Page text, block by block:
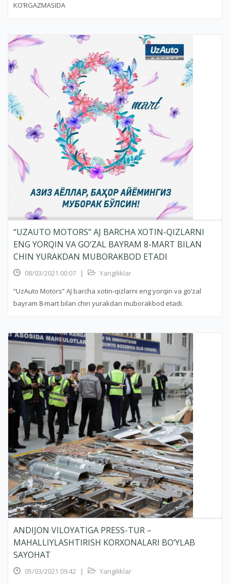
KO‘RGAZMASIDA
“UZAUTO MOTORS” AJ BARCHA XOTIN-QIZLARNI
ENG YORQIN VA GO‘ZAL BAYRAM 8-MART BILAN
CHIN YURAKDAN MUBORAKBOD ETADI
08/03/2021 00:07 |
Yangiliklar
“UzAuto Motors” AJ barcha xotin-qizlarni eng yorqin va go‘zal
bayram 8-mart bilan chin yurakdan muborakbod etadi.
ANDIJON VILOYATIGA PRESS-TUR –
MAHALLIYLASHTIRISH KORXONALARI BO‘YLAB
SAYOHAT
05/03/2021 09:42 |
Yangiliklar